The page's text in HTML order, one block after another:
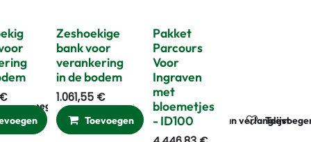
Toevoegen aan verlanglijst
Vergelijken Toevoegen aan verlanglijst
Zeshoekige
bank voor
verankering
in de bodem
1.061,55€
Toevoegen Vergelijken
Pakket
Parcours
Voor
Ingraven
met
bloemetjes
- ID100